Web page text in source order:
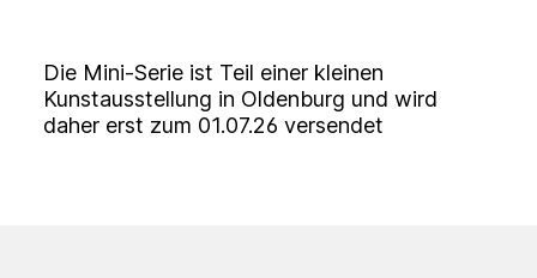
Die Mini-Serie ist Teil einer kleinen
Kunstausstellung in Oldenburg und wird
daher erst zum 01.07.26 versendet